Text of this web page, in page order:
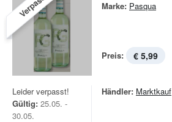
Marke: Pasqua
Preis: € 5,99
Leider verpasst!
Gültig: 25.05. -
30.05.
Händler: Marktkauf